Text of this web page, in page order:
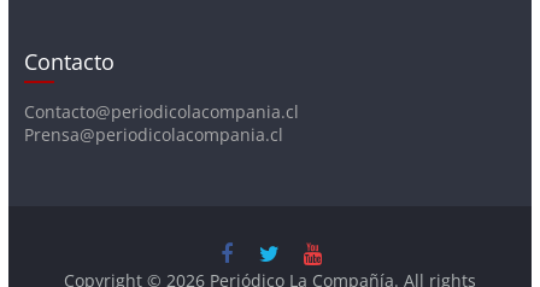
Contacto
Contacto@periodicolacompania.cl
Prensa@periodicolacompania.cl
Copyright © 2026 Periódico La Compañía . All rights